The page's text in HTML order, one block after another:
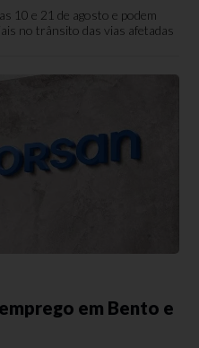
10 e 21 de agosto e podem
no trânsito das vias afetadas
em Bento e